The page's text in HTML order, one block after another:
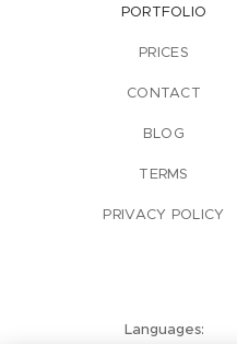
PORTFOLIO
PRICES
CONTACT
BLOG
TERMS
PRIVACY POLICY
Languages